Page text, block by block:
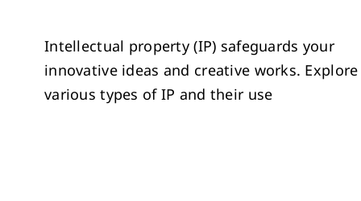
Intellectual property (IP) safeguards your
innovative ideas and creative works.
various types of IP and their use